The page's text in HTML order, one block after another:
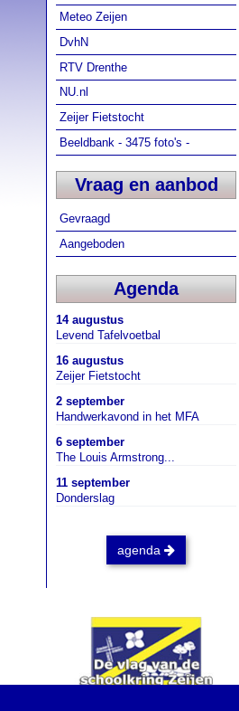
Meteo Zeijen
DvhN
RTV Drenthe
NU.nl
Zeijer Fietstocht
Beeldbank - 3475 foto's -
Vraag en aanbod
Gevraagd
Aangeboden
Agenda
14 augustus
Levend Tafelvoetbal
16 augustus
Zeijer Fietstocht
2 september
Handwerkavond in het MFA
6 september
The Louis Armstrong...
11 september
Donderslag
agenda